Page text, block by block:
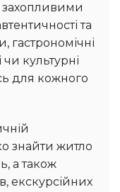
та
гастрономічні
культурні
для кожного
знайти житло
а також
екскурсійних